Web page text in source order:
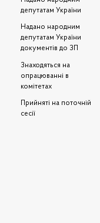
депутатам України
Надано народним
депутатам України
документів до ЗП
Знаходяться на
опрацюванні в
комітетах
Прийняті на поточній
сесії